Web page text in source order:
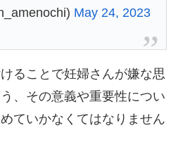
May 24, 2023
ることで妊婦さんが嫌な思
、その意義や重要性につい
ていかなくてはなりません